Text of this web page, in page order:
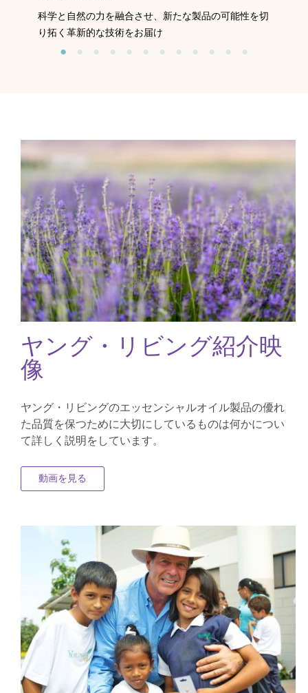
科学と自然の力を融合させ、新たな製品の可能性を切
り拓く革新的な技術をお届け
ヤング・リビング紹介映
像
ヤング・リビングのエッセンシャルオイル製品の優れ
た品質を保つために大切にしているものは何かについ
て詳しく説明をしています。
動画を見る